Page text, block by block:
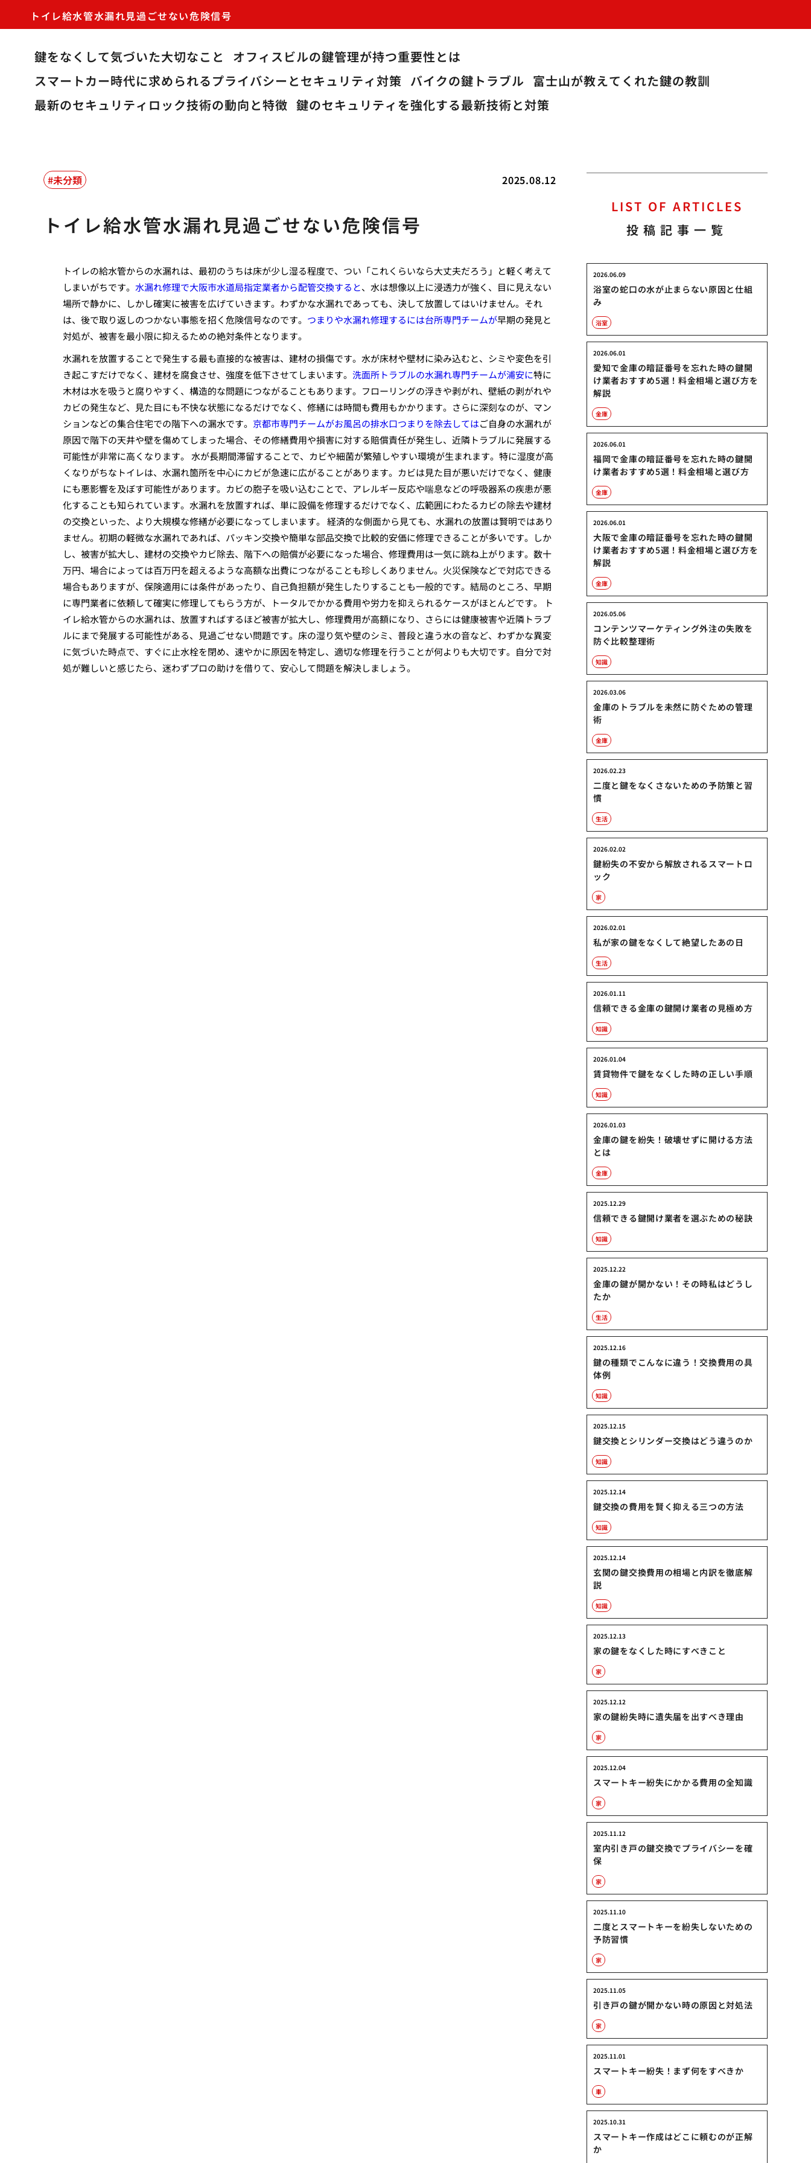
トイレ給水管水漏れ見過ごせない危険信号
鍵をなくして気づいた大切なこと
オフィスビルの鍵管理が持つ重要性とは
スマートカー時代に求められるプライバシーとセキュリティ対策 バイクの鍵トラブル 富士山が教えてくれた鍵の教訓
最新のセキュリティロック技術の動向と特徴 鍵のセキュリティを強化する最新技術と対策
2025.08.12
未分類
トイレ給水管水漏れ見過ごせない危険信号
トイレの給水管からの水漏れは、最初のうちは床が少し湿る程度で、つい「これくらいなら大丈夫だろう」と軽く考えて
しまいがちです。 水漏れ修理で大阪市水道局指定業者から配管交換すると、水は想像以上に浸透力が強く、目に見えない
場所で静かに、しかし確実に被害を広げていきます。わずかな水漏れであっても、決して放置してはいけません。それ
は、後で取り返しのつかない事態を招く危険信号なのです。 つまりや水漏れ修理するには台所専門チームが早期の発見と
対処が、被害を最小限に抑えるための絶対条件となります。
水漏れを放置することで発生する最も直接的な被害は、建材の損傷です。水が床材や壁材に染み込むと、シミや変色を引
き起こすだけでなく、建材を腐食させ、強度を低下させてしまいます。 洗面所トラブルの水漏れ専門チームが浦安に特に
木材は水を吸うと腐りやすく、構造的な問題につながることもあります。フローリングの浮きや剥がれ、壁紙の剥がれや
カビの発生など、見た目にも不快な状態になるだけでなく、修繕には時間も費用もかかります。さらに深刻なのが、マン
ションなどの集合住宅での階下への漏水です。 京都市専門チームがお風呂の排水口つまりを除去してはご自身の水漏れが
原因で階下の天井や壁を傷めてしまった場合、その修繕費用や損害に対する賠償責任が発生し、近隣トラブルに発展する
可能性が非常に高くなります。 水が長期間滞留することで、カビや細菌が繁殖しやすい環境が生まれます。特に湿度が高
くなりがちなトイレは、水漏れ箇所を中心にカビが急速に広がることがあります。カビは見た目が悪いだけでなく、健康
にも悪影響を及ぼす可能性があります。カビの胞子を吸い込むことで、アレルギー反応や喘息などの呼吸器系の疾患が悪
化することも知られています。水漏れを放置すれば、単に設備を修理するだけでなく、広範囲にわたるカビの除去や建材
の交換といった、より大規模な修繕が必要になってしまいます。 経済的な側面から見ても、水漏れの放置は賢明ではあり
ません。初期の軽微な水漏れであれば、パッキン交換や簡単な部品交換で比較的安価に修理できることが多いです。しか
し、被害が拡大し、建材の交換やカビ除去、階下への賠償が必要になった場合、修理費用は一気に跳ね上がります。数十
万円、場合によっては百万円を超えるような高額な出費につながることも珍しくありません。火災保険などで対応できる
場合もありますが、保険適用には条件があったり、自己負担額が発生したりすることも一般的です。結局のところ、早期
に専門業者に依頼して確実に修理してもらう方が、トータルでかかる費用や労力を抑えられるケースがほとんどです。 ト
イレ給水管からの水漏れは、放置すればするほど被害が拡大し、修理費用が高額になり、さらには健康被害や近隣トラブ
ルにまで発展する可能性がある、見過ごせない問題です。床の湿り気や壁のシミ、普段と違う水の音など、わずかな異変
に気づいた時点で、すぐに止水栓を閉め、速やかに原因を特定し、適切な修理を行うことが何よりも大切です。自分で対
処が難しいと感じたら、迷わずプロの助けを借りて、安心して問題を解決しましょう。
LIST OF ARTICLES
投稿記事一覧
浴室の蛇口の水が止まらない原因と仕組
み
2026.06.09
浴室
愛知で金庫の暗証番号を忘れた時の鍵開
け業者おすすめ5選！料金相場と選び方を
解説
2026.06.01
金庫
福岡で金庫の暗証番号を忘れた時の鍵開
け業者おすすめ5選！料金相場と選び方
2026.06.01
金庫
大阪で金庫の暗証番号を忘れた時の鍵開
け業者おすすめ5選！料金相場と選び方を
解説
2026.06.01
金庫
コンテンツマーケティング外注の失敗を
防ぐ比較整理術
2026.05.06
知識
金庫のトラブルを未然に防ぐための管理
術
2026.03.06
金庫
二度と鍵をなくさないための予防策と習
慣
2026.02.23
生活
鍵紛失の不安から解放されるスマートロ
ック
2026.02.02
家
私が家の鍵をなくして絶望したあの日
2026.02.01
生活
信頼できる金庫の鍵開け業者の見極め方
2026.01.11
知識
賃貸物件で鍵をなくした時の正しい手順
2026.01.04
知識
金庫の鍵を紛失！破壊せずに開ける方法
とは
2026.01.03
金庫
信頼できる鍵開け業者を選ぶための秘訣
2025.12.29
知識
金庫の鍵が開かない！その時私はどうし
たか
2025.12.22
生活
鍵の種類でこんなに違う！交換費用の具
体例
2025.12.16
知識
鍵交換とシリンダー交換はどう違うのか
2025.12.15
知識
鍵交換の費用を賢く抑える三つの方法
2025.12.14
知識
玄関の鍵交換費用の相場と内訳を徹底解
説
2025.12.14
知識
家の鍵をなくした時にすべきこと
2025.12.13
家
家の鍵紛失時に遺失届を出すべき理由
2025.12.12
家
スマートキー紛失にかかる費用の全知識
2025.12.04
家
室内引き戸の鍵交換でプライバシーを確
保
2025.11.12
家
二度とスマートキーを紛失しないための
予防習慣
2025.11.10
家
引き戸の鍵が開かない時の原因と対処法
2025.11.05
家
スマートキー紛失！まず何をすべきか
2025.11.01
車
スマートキー作成はどこに頼むのが正解
か
2025.10.31